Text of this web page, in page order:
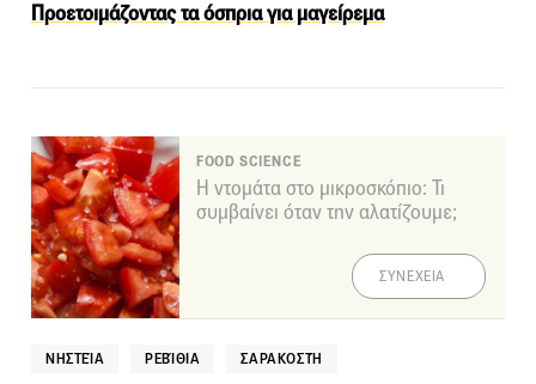
Προετοιμάζοντας τα όσπρια για μαγείρεμα
FOOD SCIENCE
Η ντομάτα στο μικροσκόπιο: Τι
συμβαίνει όταν την αλατίζουμε;
ΣΥΝΕΧΕΙΑ
ΝΗΣΤΕΊΑ ΡΕΒΊΘΙΑ ΣΑΡΑΚΟΣΤΉ